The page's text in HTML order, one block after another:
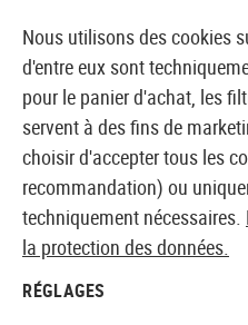
BOUTIQUE ET
Accueil Accessoires
Well Pro
Nous utilisons des cookies
d'entre eux sont
pour le panier d'achat, les
servent à des fins de
choisir d'accepter tous les
recommandation) ou
techniquement nécessaires.
la protection des données.
RÉGLAGES